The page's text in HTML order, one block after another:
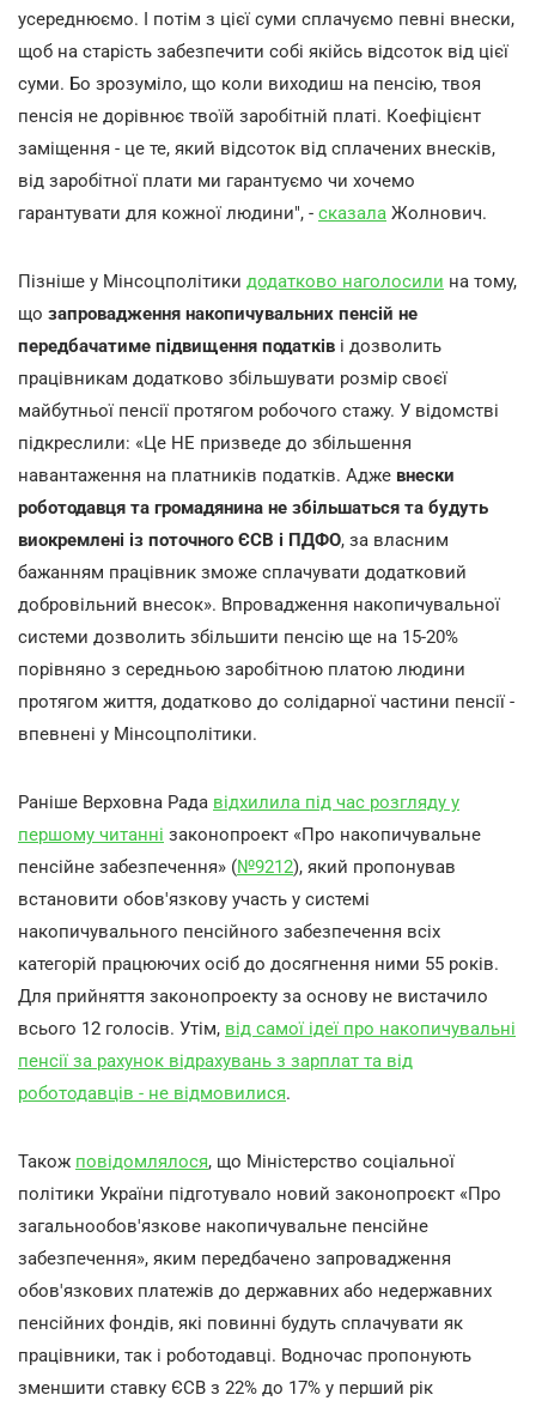
усереднюємо. І потім з цієї суми сплачуємо певні внески,
щоб на старість забезпечити собі якійсь відсоток від цієї
суми. Бо зрозуміло, що коли виходиш на пенсію, твоя
пенсія не дорівнює твоїй заробітній платі. Коефіцієнт
заміщення - це те, який відсоток від сплачених внесків,
від заробітної плати ми гарантуємо чи хочемо
гарантувати для кожної людини", - сказала Жолнович.
Пізніше у Мінсоцполітики додатково наголосили на тому,
що запровадження накопичувальних пенсій не
передбачатиме підвищення податків і дозволить
працівникам додатково збільшувати розмір своєї
майбутньої пенсії протягом робочого стажу. У відомстві
підкреслили: «Це НЕ призведе до збільшення
навантаження на платників податків. Адже внески
роботодавця та громадянина не збільшаться та будуть
виокремлені із поточного ЄСВ і ПДФО, за власним
бажанням працівник зможе сплачувати додатковий
добровільний внесок». Впровадження накопичувальної
системи дозволить збільшити пенсію ще на 15-20%
порівняно з середньою заробітною платою людини
протягом життя, додатково до солідарної частини пенсії -
впевнені у Мінсоцполітики.
Раніше Верховна Рада відхилила під час розгляду у
першому читанні законопроект «Про накопичувальне
пенсійне забезпечення» (№9212), який пропонував
встановити обов'язкову участь у системі
накопичувального пенсійного забезпечення всіх
категорій працюючих осіб до досягнення ними 55 років.
Для прийняття законопроекту за основу не вистачило
всього 12 голосів. Утім, від самої ідеї про накопичувальні
пенсії за рахунок відрахувань з зарплат та від
роботодавців - не відмовилися.
Також повідомлялося, що Міністерство соціальної
політики України підготувало новий законопроєкт «Про
загальнообов'язкове накопичувальне пенсійне
забезпечення», яким передбачено запровадження
обов'язкових платежів до державних або недержавних
пенсійних фондів, які повинні будуть сплачувати як
працівники, так і роботодавці. Водночас пропонують
зменшити ставку ЄСВ з 22% до 17% у перший рік